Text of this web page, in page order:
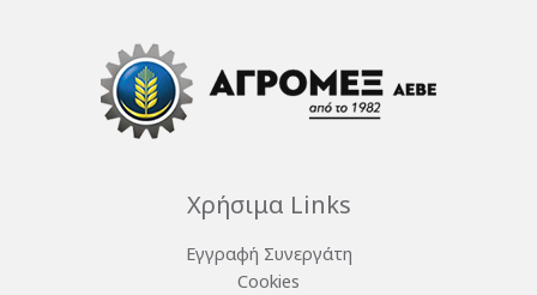
Χρήσιμα Links
Εγγραφή Συνεργάτη
Cookies